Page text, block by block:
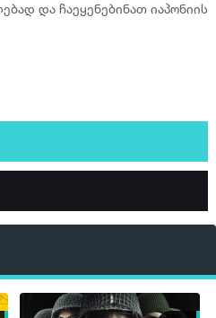
და ჩაეყენებინათ იაპონიის